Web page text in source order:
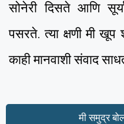
सोनेरी दिसते आणि
पसरते. त्या क्षणी मी
काही मानवाशी संवाद
मी समुद्र